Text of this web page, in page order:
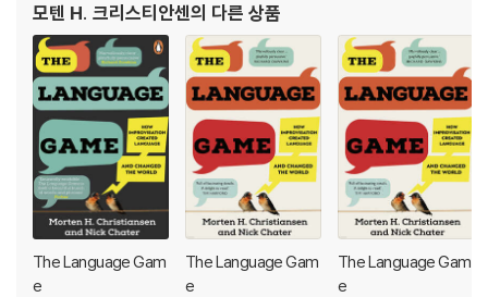
모텐 H. 크리스티안센의 다른 상품
The Language Gam
e
The Language Gam
e
The Language Gam
e